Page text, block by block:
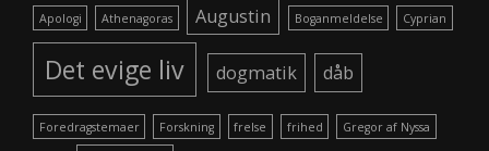
Apologi Athenagoras Augustin Boganmeldelse Cyprian
Det evige liv dogmatik dåb
Foredragstemaer Forskning frelse frihed Gregor af Nyssa